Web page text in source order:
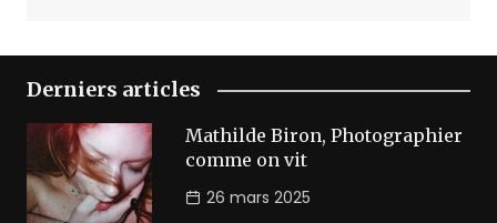
Derniers articles
Mathilde Biron, Photographier
comme on vit
26 mars 2025